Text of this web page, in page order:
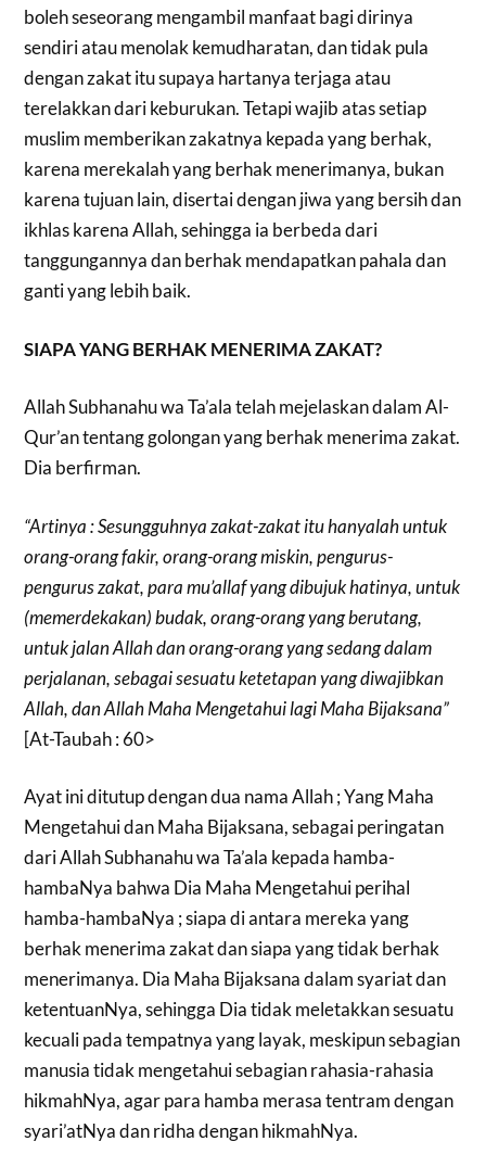
boleh seseorang mengambil manfaat bagi dirinya
sendiri atau menolak kemudharatan, dan tidak pula
dengan zakat itu supaya hartanya terjaga atau
terelakkan dari keburukan. Tetapi wajib atas setiap
muslim memberikan zakatnya kepada yang berhak,
karena merekalah yang berhak menerimanya, bukan
karena tujuan lain, disertai dengan jiwa yang bersih dan
ikhlas karena Allah, sehingga ia berbeda dari
tanggungannya dan berhak mendapatkan pahala dan
ganti yang lebih baik.
SIAPA YANG BERHAK MENERIMA ZAKAT?
Allah Subhanahu wa Ta’ala telah mejelaskan dalam Al-
Qur’an tentang golongan yang berhak menerima zakat.
Dia berfirman.
“Artinya : Sesungguhnya zakat-zakat itu hanyalah untuk
orang-orang fakir, orang-orang miskin, pengurus-
pengurus zakat, para mu’allaf yang dibujuk hatinya, untuk
(memerdekakan) budak, orang-orang yang berutang,
untuk jalan Allah dan orang-orang yang sedang dalam
perjalanan, sebagai sesuatu ketetapan yang diwajibkan
Allah, dan Allah Maha Mengetahui lagi Maha Bijaksana”
[At-Taubah : 60>
Ayat ini ditutup dengan dua nama Allah ; Yang Maha
Mengetahui dan Maha Bijaksana, sebagai peringatan
dari Allah Subhanahu wa Ta’ala kepada hamba-
hambaNya bahwa Dia Maha Mengetahui perihal
hamba-hambaNya ; siapa di antara mereka yang
berhak menerima zakat dan siapa yang tidak berhak
menerimanya. Dia Maha Bijaksana dalam syariat dan
ketentuanNya, sehingga Dia tidak meletakkan sesuatu
kecuali pada tempatnya yang layak, meskipun sebagian
manusia tidak mengetahui sebagian rahasia-rahasia
hikmahNya, agar para hamba merasa tentram dengan
syari’atNya dan ridha dengan hikmahNya.